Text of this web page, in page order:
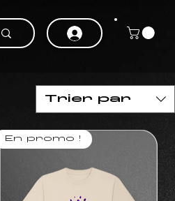
Trier par
En promo !